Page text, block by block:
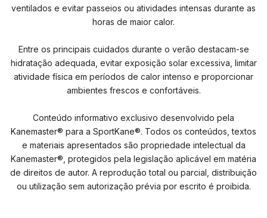
ventilados e evitar passeios ou atividades intensas durante as
horas de maior calor.
Entre os principais cuidados durante o verão destacam-se
hidratação adequada, evitar exposição solar excessiva, limitar
atividade física em períodos de calor intenso e proporcionar
ambientes frescos e confortáveis.
Conteúdo informativo exclusivo desenvolvido pela
Kanemaster® para a SportKane®. Todos os conteúdos, textos
e materiais apresentados são propriedade intelectual da
Kanemaster®, protegidos pela legislação aplicável em matéria
de direitos de autor. A reprodução total ou parcial, distribuição
ou utilização sem autorização prévia por escrito é proibida.